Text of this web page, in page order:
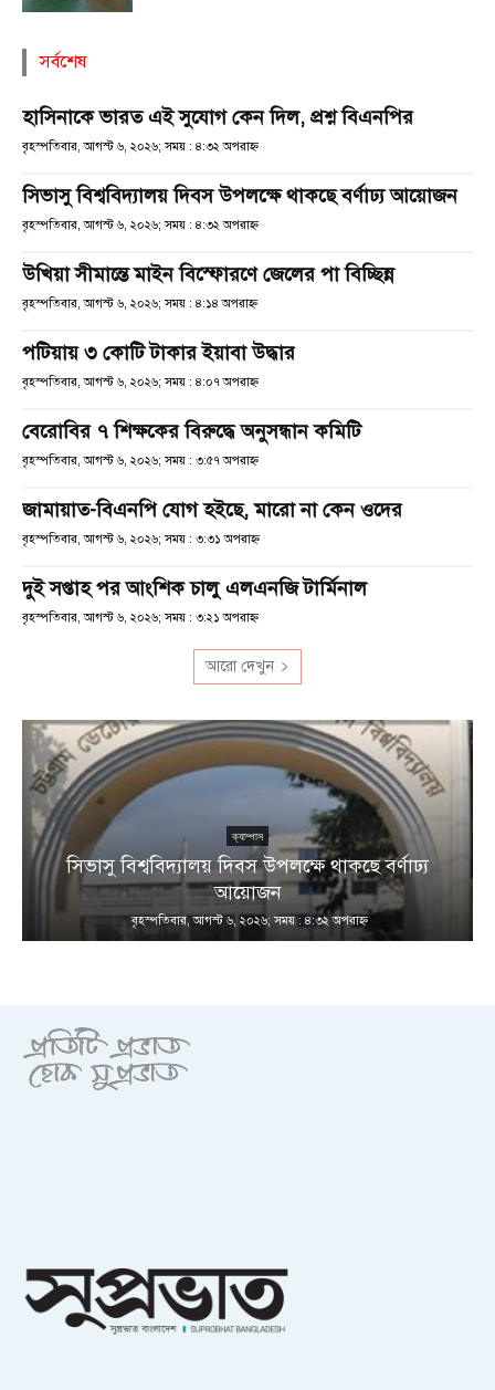
সর্বশেষ
হাসিনাকে ভারত এই সুযোগ কেন দিল, প্রশ্ন বিএনপির
বৃহস্পতিবার, আগস্ট ৬, ২০২৬; সময় : ৪:৩২ অপরাহ্ণ
সিভাসু বিশ্ববিদ্যালয় দিবস উপলক্ষে থাকছে বর্ণাঢ্য আয়োজন
বৃহস্পতিবার, আগস্ট ৬, ২০২৬; সময় : ৪:৩২ অপরাহ্ণ
উখিয়া সীমান্তে মাইন বিস্ফোরণে জেলের পা বিচ্ছিন্ন
বৃহস্পতিবার, আগস্ট ৬, ২০২৬; সময় : ৪:১৪ অপরাহ্ণ
পটিয়ায় ৩ কোটি টাকার ইয়াবা উদ্ধার
বৃহস্পতিবার, আগস্ট ৬, ২০২৬; সময় : ৪:০৭ অপরাহ্ণ
বেরোবির ৭ শিক্ষকের বিরুদ্ধে অনুসন্ধান কমিটি
বৃহস্পতিবার, আগস্ট ৬, ২০২৬; সময় : ৩:৫৭ অপরাহ্ণ
জামায়াত-বিএনপি যোগ হইছে, মারো না কেন ওদের
বৃহস্পতিবার, আগস্ট ৬, ২০২৬; সময় : ৩:৩১ অপরাহ্ণ
দুই সপ্তাহ পর আংশিক চালু এলএনজি টার্মিনাল
বৃহস্পতিবার, আগস্ট ৬, ২০২৬; সময় : ৩:২১ অপরাহ্ণ
আরো দেখুন
ক্যাম্পাস
সিভাসু বিশ্ববিদ্যালয় দিবস উপলক্ষে থাকছে বর্ণাঢ্য
আয়োজন
বৃহস্পতিবার, আগস্ট ৬, ২০২৬; সময় : ৪:৩২ অপরাহ্ণ